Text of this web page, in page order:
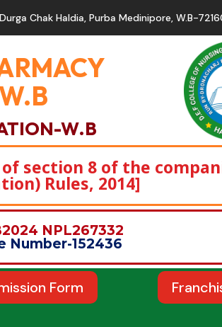
Durga Chak Haldia, Purba Medinipore, W.B-
W.B
section 8 of the
Rules, 2014]
NPL267332
Number-152436
Form